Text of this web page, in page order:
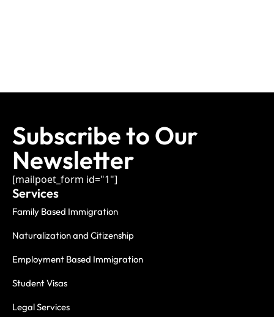
Subscribe to Our
Newsletter
[mailpoet_form id="1"]
Services
Family Based Immigration
Naturalization and Citizenship
Employment Based Immigration
Student Visas
Legal Services